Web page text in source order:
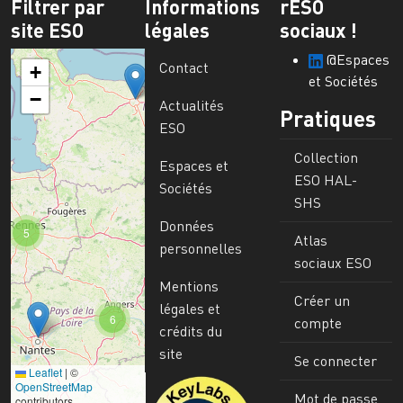
Filtrer par
site ESO
6
5
+
−
Leaflet | ©
OpenStreetMap
Informations
légales
Contact
Actualités
ESO
Espaces et
Sociétés
Données
personnelles
Mentions
légales et
crédits du
site
Image
rESO
sociaux !
@Espaces
et Sociétés
Pratiques
Collection
ESO HAL-
SHS
Atlas
sociaux ESO
Créer un
compte
Se connecter
Mot de passe